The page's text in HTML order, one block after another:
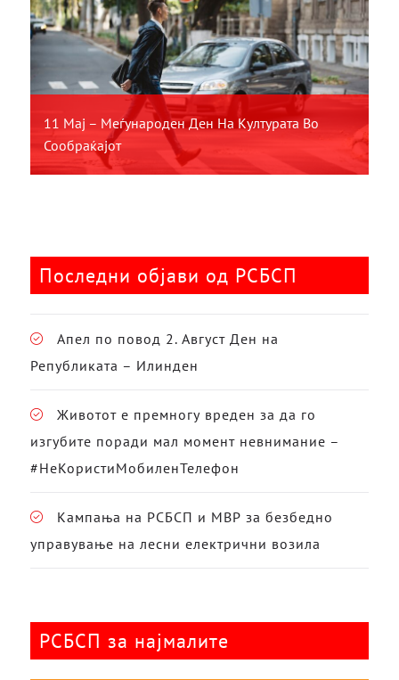
11 Мај – Меѓународен Ден На Културата Во
Сообраќајот
Последни објави од РСБСП
Апел по повод 2. Август Ден на
Републиката – Илинден
Животот е премногу вреден за да го
изгубите поради мал момент невнимание –
#НеКористиМобиленТелефон
Кампања на РСБСП и МВР за безбедно
управување на лесни електрични возила
РСБСП за најмалите